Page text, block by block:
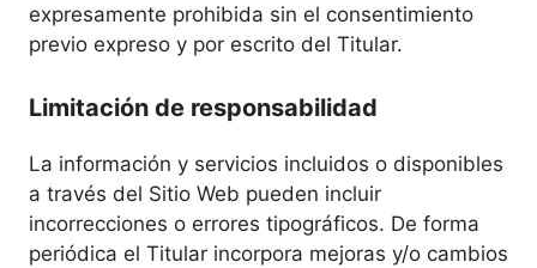
expresamente prohibida sin el consentimiento
previo expreso y por escrito del Titular.
Limitación de responsabilidad
La información y servicios incluidos o disponibles
a través del Sitio Web pueden incluir
incorrecciones o errores tipográficos. De forma
periódica el Titular incorpora mejoras y/o cambios